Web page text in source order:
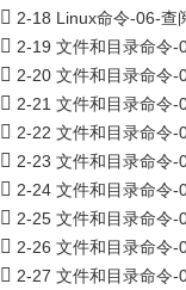
2-18 Linux命令-06-查
2-19 文件和目录命令-
2-20 文件和目录命令-
2-21 文件和目录命令-
2-22 文件和目录命令-
2-23 文件和目录命令-
2-24 文件和目录命令-
2-25 文件和目录命令-
2-26 文件和目录命令-
2-27 文件和目录命令-